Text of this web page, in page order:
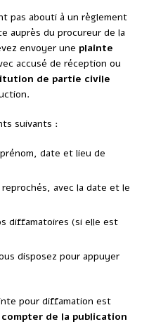
pas abouti à un règlement
auprès du procureur de la
envoyer une plainte
accusé de réception ou
de partie civile
suivants :
date et lieu de
avec la date et le
diffamatoires (si elle est
disposez pour appuyer
pour diffamation est
de la publication